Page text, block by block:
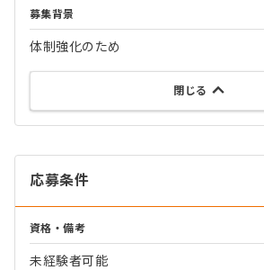
募集背景
体制強化のため
閉じる
応募条件
資格・備考
未経験者可能